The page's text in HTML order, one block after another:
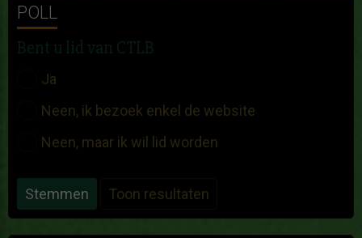
POLL
Bent u lid van CTLB
Ja
Neen, ik bezoek enkel de website
Neen, maar ik wil lid worden
Stemmen Toon resultaten